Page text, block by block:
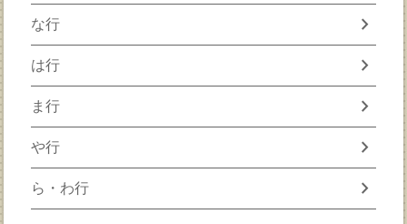
な行 chevron_right
は行 chevron_right
ま行 chevron_right
や行 chevron_right
ら・わ行 chevron_right